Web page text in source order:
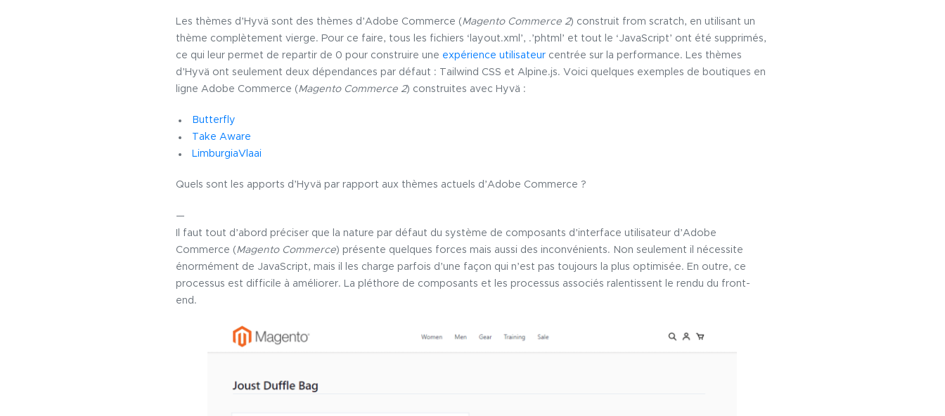
Les thèmes d’Hyvä sont des thèmes d’Adobe Commerce (Magento Commerce 2) construit from scratch, en utilisant un
thème complètement vierge. Pour ce faire, tous les fichiers ‘layout.xml’, .’phtml’ et tout le ‘JavaScript’ ont été supprimés,
ce qui leur permet de repartir de 0 pour construire une expérience utilisateurcentrée sur la performance. Les thèmes
d’Hyvä ont seulement deux dépendances par défaut : Tailwind CSS et Alpine.js. Voici quelques exemples de boutiques en
ligne Adobe Commerce (Magento Commerce 2) construites avec Hyvä :
Butterfly
Take Aware
LimburgiaVlaai
Quels sont les apports d’Hyvä par rapport aux thèmes actuels d’Adobe Commerce ?
—
Il faut tout d’abord préciser que la nature par défaut du système de composants d’interface utilisateur d’Adobe
Commerce (Magento Commerce) présente quelques forces mais aussi des inconvénients. Non seulement il nécessite
énormément de JavaScript, mais il les charge parfois d’une façon qui n’est pas toujours la plus optimisée. En outre, ce
processus est difficile à améliorer. La pléthore de composants et les processus associés ralentissent le rendu du front-
end.